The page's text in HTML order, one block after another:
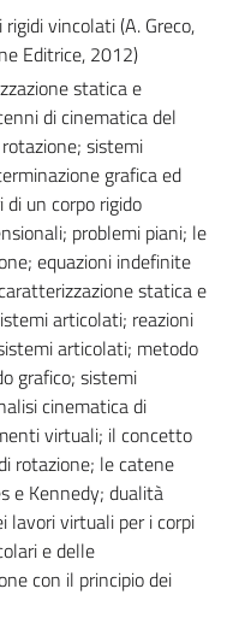
vincolati (A. Greco,
Editrice, 2012)
statica e
di cinematica del
sistemi
grafica ed
un corpo rigido
problemi piani; le
equazioni indefinite
statica e
articolati; reazioni
articolati; metodo
grafico; sistemi
cinematica di
virtuali; il concetto
rotazione; le catene
e Kennedy; dualità
lavori virtuali per i corpi
e delle
con il principio dei